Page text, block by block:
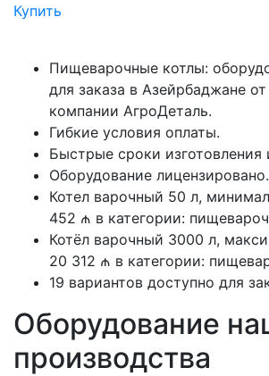
Купить
Пищеварочные котлы:
для заказа в Азейрбаджане
компании АгроДеталь.
Гибкие условия оплаты.
Быстрые сроки изготовления
Оборудование лицензировано.
Котел варочный 50 л,
452 ₼ в категории:
Котёл варочный 3000 л,
20 312 ₼ в категории:
19 вариантов доступно для
Оборудование
производства